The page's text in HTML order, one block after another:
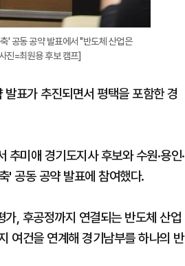
' 공동 공약 발표에서 "반도체 산업은
진=최원용 후보 캠프]
표가 추진되면서 평택을 포함한 경
미애 경기도지사 후보와 수원·용인·
' 공동 공약 발표에 참여했다.
가, 후공정까지 연결되는 반도체 산업
여건을 연계해 경기남부를 하나의 반